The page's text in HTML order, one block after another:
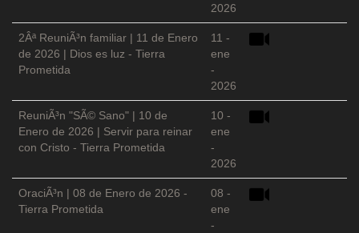
2026
2Âª ReuniÃ³n familiar | 11 de Enero
de 2026 | Dios es luz - Tierra
Prometida
11 -
ene
-
2026
ReuniÃ³n "SÃ© Sano" | 10 de
Enero de 2026 | Servir para reinar
con Cristo - Tierra Prometida
10 -
ene
-
2026
OraciÃ³n | 08 de Enero de 2026 -
Tierra Prometida
08 -
ene
-